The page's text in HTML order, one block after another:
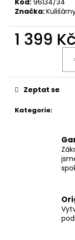
Značka:
1 399 Kč
Kategorie:
Zeptat se